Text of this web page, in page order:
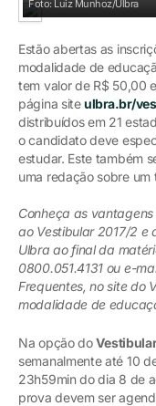
Foto: Luiz Munhoz/Ulbra
Estão abertas as
modalidade de
tem valor de R$ 50,00
página siteulbra.br/
distribuídos em 21
o candidato deve
estudar. Este também
uma redação sobre
Conheça as
ao Vestibular 2017/2 e
Ulbra ao final da
0800.051.4131 ou e-
Frequentes, no site do
modalidade de
Na opção do
semanalmente até 10
23h59min do dia 8 de
prova devem ser